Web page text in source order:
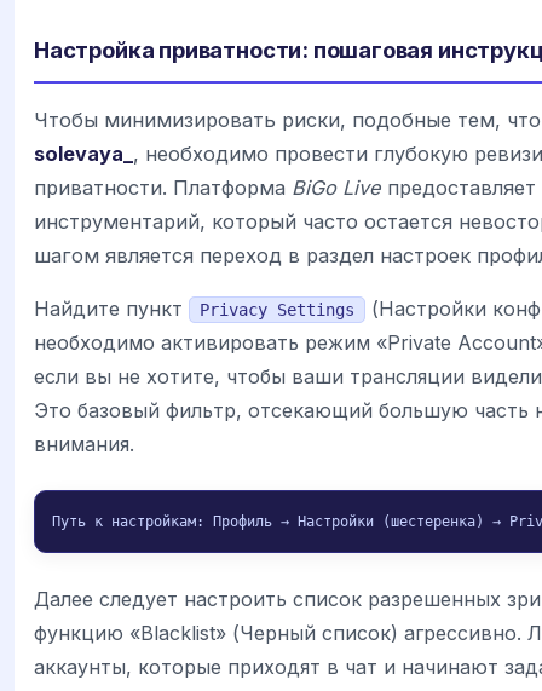
Настройка приватности: пошаговая
Чтобы минимизировать риски, подобные тем,
solevaya_ , необходимо провести глубокую
приватности. Платформа BiGo Live
инструментарий, который часто остается
шагом является переход в раздел настроек
Найдите пункт Privacy Settings
(Настройки
необходимо активировать режим «Private
если вы не хотите, чтобы ваши трансляции
Это базовый фильтр, отсекающий большую часть
внимания.
Путь к настройкам: Профиль → Настройки (шестеренка) →
Далее следует настроить список разрешенных
функцию «Blacklist» (Черный список) агрессивно.
аккаунты, которые приходят в чат и начинают